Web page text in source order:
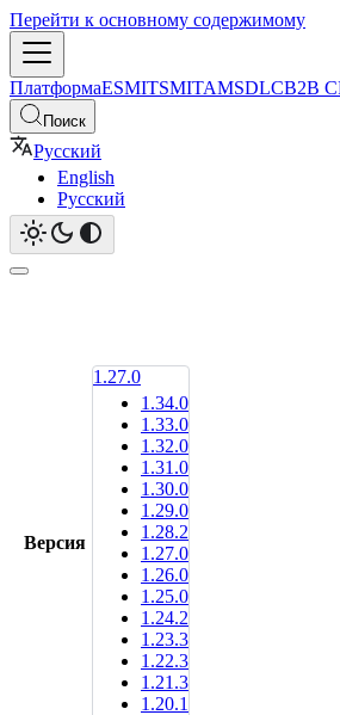
Перейти к основному содержимому
ПлатформаESMITSMITAMSDLCB2B
Поиск
Русский
English
Русский
Версия
1.27.0
1.34.0
1.33.0
1.32.0
1.31.0
1.30.0
1.29.0
1.28.2
1.27.0
1.26.0
1.25.0
1.24.2
1.23.3
1.22.3
1.21.3
1.20.1